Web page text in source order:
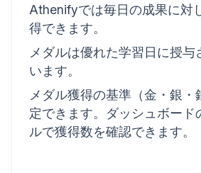
Athenifyでは毎日の成果に対
得できます。
メダルは優れた学習日に授与
います。
メダル獲得の基準（金・銀・
定できます。ダッシュボード
ルで獲得数を確認できます。